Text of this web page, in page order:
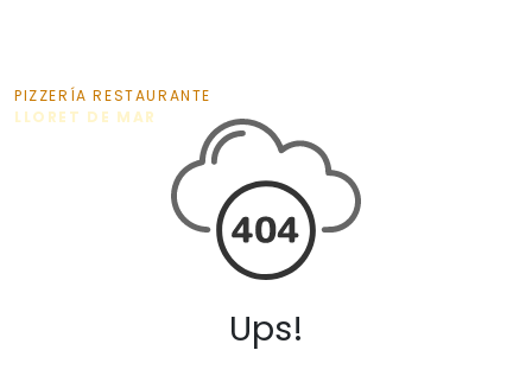
PIZZERÍA RESTAURANTE
LLORET DE MAR
Ups!